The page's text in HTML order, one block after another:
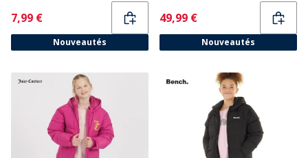
Current
7,99 €
Nouveautés
Current
49,99 €
Nouveautés